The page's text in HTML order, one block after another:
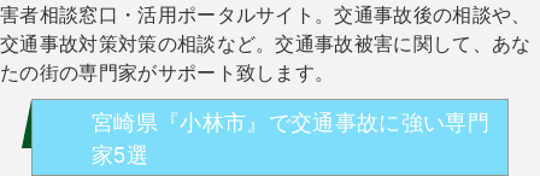
害者相談窓口・活用ポータルサイト。交通事故後の相談や、
交通事故対策対策の相談など。交通事故被害に関して、あな
たの街の専門家がサポート致します。
宮崎県『小林市』で交通事故に強い専門
家5選